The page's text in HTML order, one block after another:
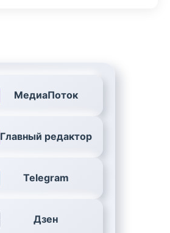
МедиаПоток
Главный редактор
Telegram
Дзен